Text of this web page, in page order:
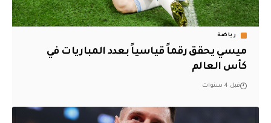
رياضة
ميسي يحقق رقماً قياسياً بعدد المباريات في
كأس العالم
قبل 4 سنوات